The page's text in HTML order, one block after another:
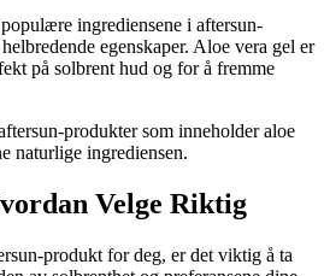
ingrediensene i aftersun-
egenskaper. Aloe vera gel er
på solbrent hud og for å fremme
produkter som inneholder aloe
naturlige ingrediensen.
Velge Riktig
produkt for deg, er det viktig å ta